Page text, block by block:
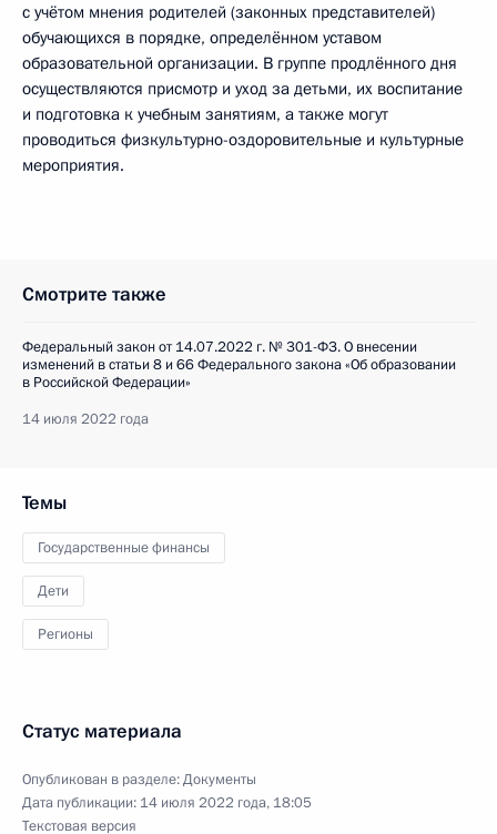
с учётом мнения родителей (законных представителей)
обучающихся в порядке, определённом уставом
образовательной организации. В группе продлённого дня
осуществляются присмотр и уход за детьми, их воспитание
и подготовка к учебным занятиям, а также могут
проводиться физкультурно-оздоровительные и культурные
мероприятия.
Смотрите также
Федеральный закон от 14.07.2022 г. № 301-ФЗ. О внесении
изменений в статьи 8 и 66 Федерального закона «Об образовании
в Российской Федерации»
14 июля 2022 года
Темы
Государственные финансы
Дети
Регионы
Статус материала
Опубликован в разделе:Документы
Дата публикации: 14 июля 2022 года, 18:05
Текстовая версия